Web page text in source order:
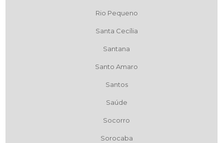
Rio Pequeno
Santa Cecília
Santana
Santo Amaro
Santos
Saúde
Socorro
Sorocaba